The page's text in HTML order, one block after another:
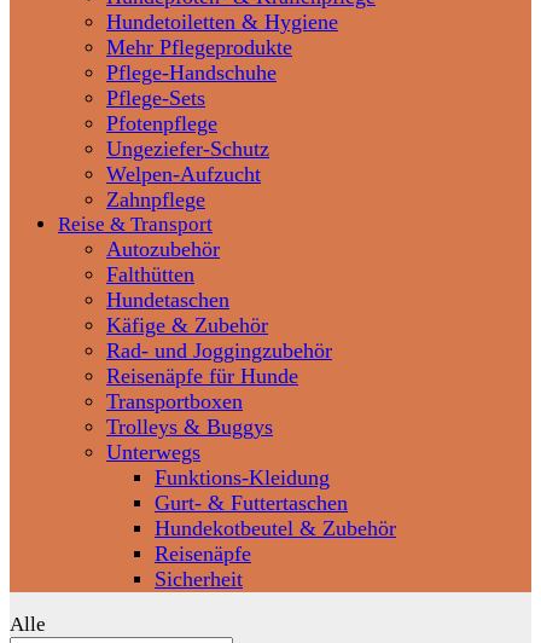
Hundetoiletten & Hygiene
Mehr Pflegeprodukte
Pflege-Handschuhe
Pflege-Sets
Pfotenpflege
Ungeziefer-Schutz
Welpen-Aufzucht
Zahnpflege
Reise & Transport
Autozubehör
Falthütten
Hundetaschen
Käfige & Zubehör
Rad- und Joggingzubehör
Reisenäpfe für Hunde
Transportboxen
Trolleys & Buggys
Unterwegs
Funktions-Kleidung
Gurt- & Futtertaschen
Hundekotbeutel & Zubehör
Reisenäpfe
Sicherheit
Alle